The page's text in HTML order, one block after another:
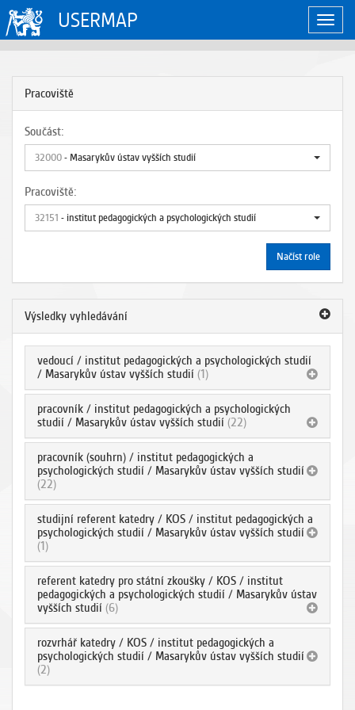
USERMAP
Pracoviště
Součást:
32000- Masarykův ústav vyšších studií
Pracoviště:
32151 - institut pedagogických a psychologických studií
Načíst role
Výsledky vyhledávání
vedoucí / institut pedagogických a psychologických studií
/ Masarykův ústav vyšších studií (1)
pracovník / institut pedagogických a psychologických
studií / Masarykův ústav vyšších studií (22)
pracovník (souhrn) / institut pedagogických a
psychologických studií / Masarykův ústav vyšších studií
(22)
studijní referent katedry / KOS / institut pedagogických a
psychologických studií / Masarykův ústav vyšších studií
(1)
referent katedry pro státní zkoušky / KOS / institut
pedagogických a psychologických studií / Masarykův ústav
vyšších studií (6)
rozvrhář katedry / KOS / institut pedagogických a
psychologických studií / Masarykův ústav vyšších studií
(2)